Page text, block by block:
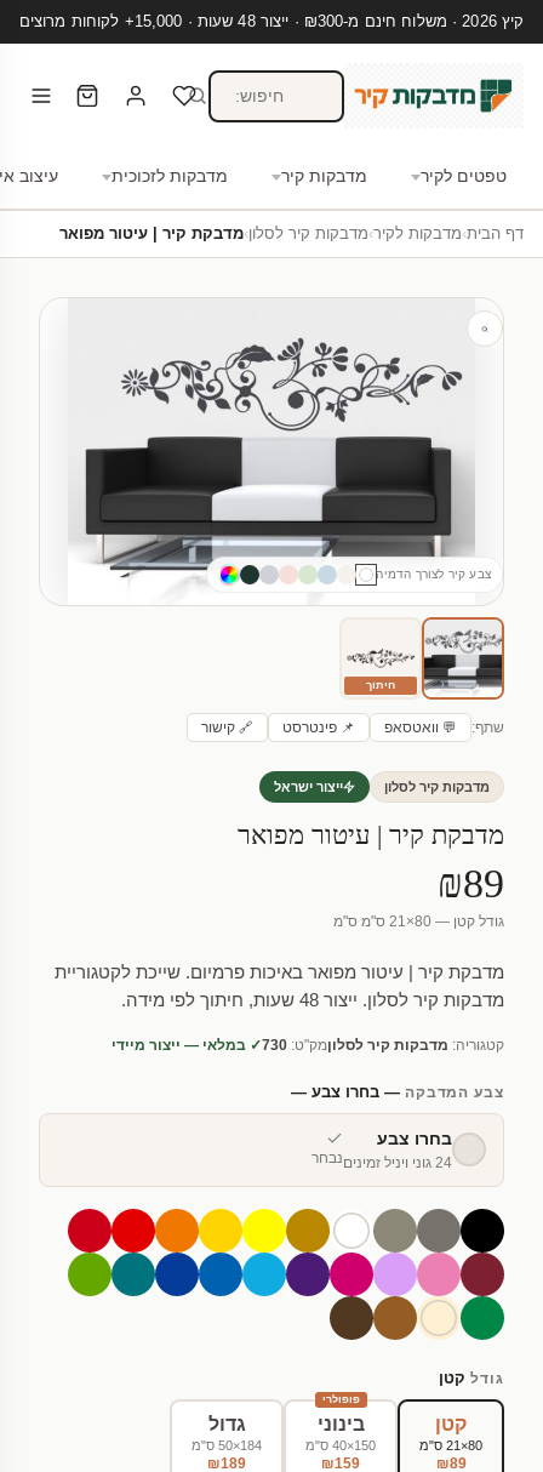
קיץ 2026 · משלוח חינם מ-₪300 · ייצור 48 שעות · 15,000+ לקוחות מרוצים
טפטים לקיר מדבקות קיר מדבקות לזכוכית עיצוב
דף הבית›מדבקות לקיר›מדבקות קיר לסלון›מדבקת קיר | עיטור מפואר
צבע קיר לצורך הדמיה
חיתוך
שתף: 💬 וואטסאפ 📌 פינטרסט 🔗 קישור
מדבקות קיר לסלון ייצור ישראל
מדבקת קיר | עיטור מפואר
₪89
גודל קטן — 80×21 ס"מ ס"מ
מדבקת קיר | עיטור מפואר באיכות פרמיום. שייכת לקטגוריית
מדבקות קיר לסלון. ייצור 48 שעות, חיתוך לפי מידה.
קטגוריה: מדבקות קיר לסלוןמק"ט: 730✓ במלאי — ייצור מיידי
צבע המדבקה— בחרו צבע —
בחרו צבע
24 גוני ויניל זמינים נבחר
גודל קטן
קטן
80×21 ס"מ
₪89
פופולרי
בינוני
150×40 ס"מ
₪159
גדול
184×50 ס"מ
₪189